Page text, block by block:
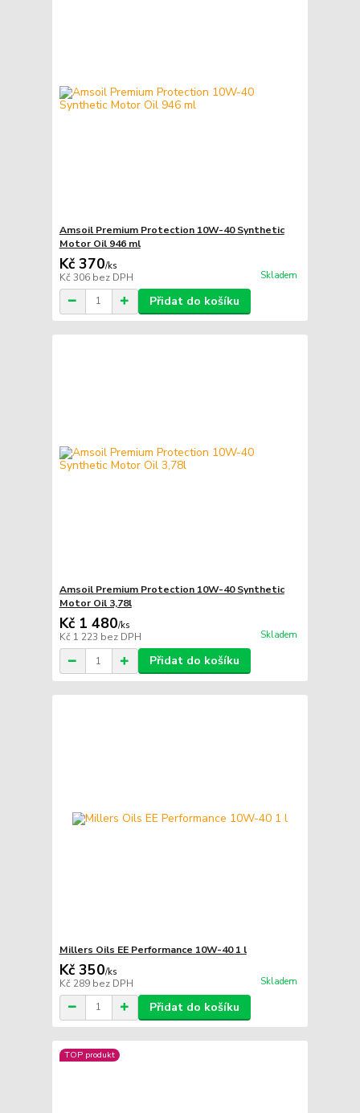
Amsoil Premium Protection 10W-40 Synthetic
Motor Oil 946 ml
Kč 370/ks
Kč 306 bez DPH Skladem
Přidat do košíku
Amsoil Premium Protection 10W-40 Synthetic
Motor Oil 3,78l
Kč 1 480/ks
Kč 1 223 bez DPH Skladem
Přidat do košíku
Millers Oils EE Performance 10W-40 1 l
Kč 350/ks
Kč 289 bez DPH Skladem
Přidat do košíku
TOP produkt